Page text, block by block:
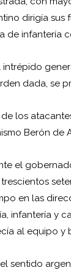
dirigía sus
infantería
dada, se
los
Berón de
el
en las
infantería y
al equipo y
sentido